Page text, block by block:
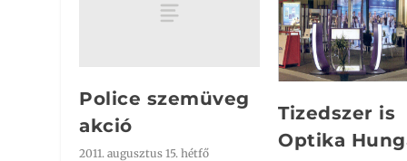
Police szemüveg
akció
2011. augusztus 15. hétfő
Tizedszer is
Optika